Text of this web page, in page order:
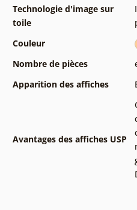
Technologie d'image sur
toile
Couleur
Nombre de pièces
Apparition des affiches
Avantages des affiches USP